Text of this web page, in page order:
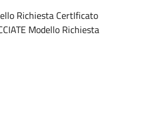
Richiesta CertIficato
Modello Richiesta